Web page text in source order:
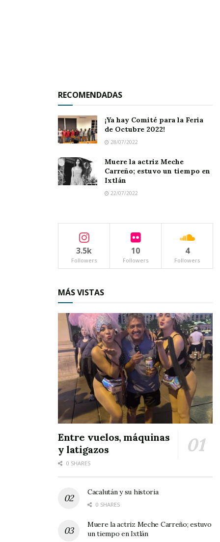
trabajo de sus directores o encargados.
Para ello, Pepe Alvarado se ha hecho acompañar
de algunos regidores – incluyendo a los de
oposición – haciendo efectivo su propósito de
manera colegiada y pensando obviamente en el
bienestar de sus habitantes.
En ese sentido, aseguran que el alcalde tiene la
mejor disposición de trabajar en armonía con el
cuerpo de Cabildo; y que así mismo, ninguno de
sus funcionarios busca confrontaciones o
pleitos innecesarios, dado que los colocó en sus
respectivas posiciones “porque les tiene
RECOMENDADAS
¡Ya hay Comité para la Feria
de Octubre 2022!
28/07/2022
Muere la actriz Meche
Carreño; estuvo un tiempo en
Ixtlán
22/07/2022
3.5k
Followers
10
Followers
4
Followers
MÁS VISTAS
Entre vuelos, máquinas
y latigazos
0 SHARES
Cacalután y su historia
0 SHARES
Muere la actriz Meche Carreño; estuvo
un tiempo en Ixtlán